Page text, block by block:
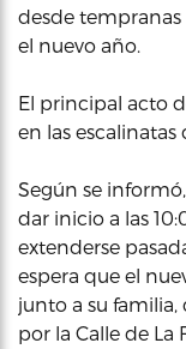
desde tempranas
el nuevo año.
El principal acto
en las
Según se
dar inicio a las
extenderse
espera que el
junto a su familia,
por la Calle de La